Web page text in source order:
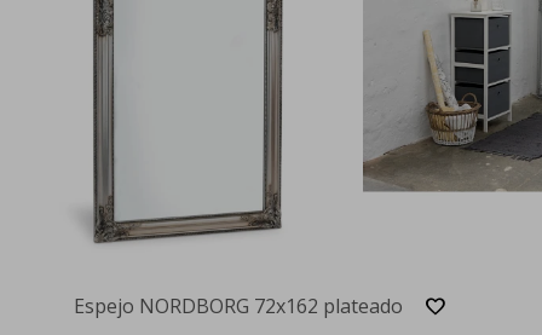
Espejo NORDBORG 72x162 plateado